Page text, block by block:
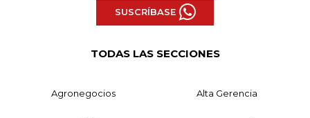
SUSCRÍBASE
TODAS LAS SECCIONES
Agronegocios Alta Gerencia